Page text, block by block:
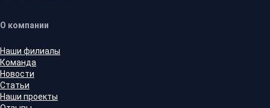
О компании
Наши филиалы
Команда
Новости
Статьи
Наши проекты